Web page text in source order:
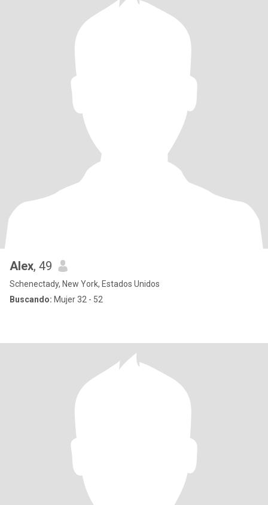
Alex, 49
Schenectady, New York, Estados Unidos
Buscando: Mujer 32 - 52